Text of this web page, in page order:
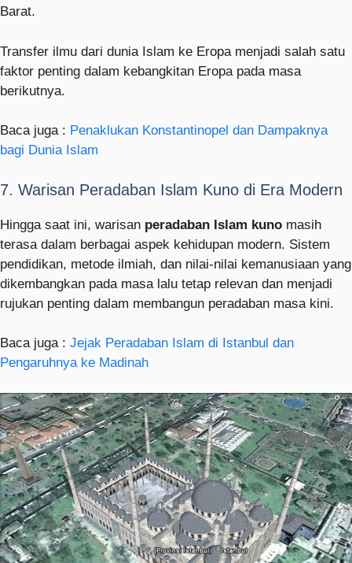
Barat.
Transfer ilmu dari dunia Islam ke Eropa menjadi salah satu
faktor penting dalam kebangkitan Eropa pada masa
berikutnya.
Baca juga : Penaklukan Konstantinopel dan Dampaknya
bagi Dunia Islam
7. Warisan Peradaban Islam Kuno di Era Modern
Hingga saat ini, warisan peradaban Islam kuno masih
terasa dalam berbagai aspek kehidupan modern. Sistem
pendidikan, metode ilmiah, dan nilai-nilai kemanusiaan yang
dikembangkan pada masa lalu tetap relevan dan menjadi
rujukan penting dalam membangun peradaban masa kini.
Baca juga : Jejak Peradaban Islam di Istanbul dan
Pengaruhnya ke Madinah